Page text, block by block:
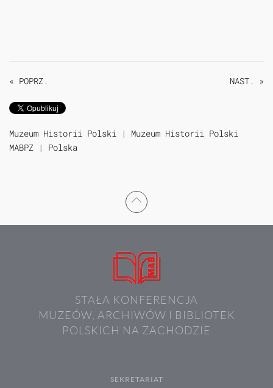
« POPRZ. NAST. »
Muzeum Historii Polski | Muzeum Historii Polski
MABPZ | Polska
STAŁA KONFERENCJA
MUZEÓW, ARCHIWÓW I BIBLIOTEK
POLSKICH NA ZACHODZIE
SEKRETARIAT